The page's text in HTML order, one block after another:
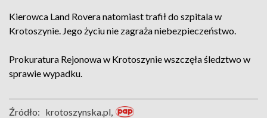
Kierowca Land Rovera natomiast trafił do szpitala w
Krotoszynie. Jego życiu nie zagraża niebezpieczeństwo.
Prokuratura Rejonowa w Krotoszynie wszczęła śledztwo w
sprawie wypadku.
Źródło: krotoszynska.pl,